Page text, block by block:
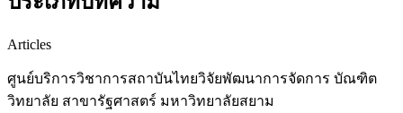
Articles
ศูนย์บริการวิชาการสถาบันไทยวิจัยพัฒนาการจัดการ บัณฑิต
วิทยาลัย สาขารัฐศาสตร์ มหาวิทยาลัยสยาม